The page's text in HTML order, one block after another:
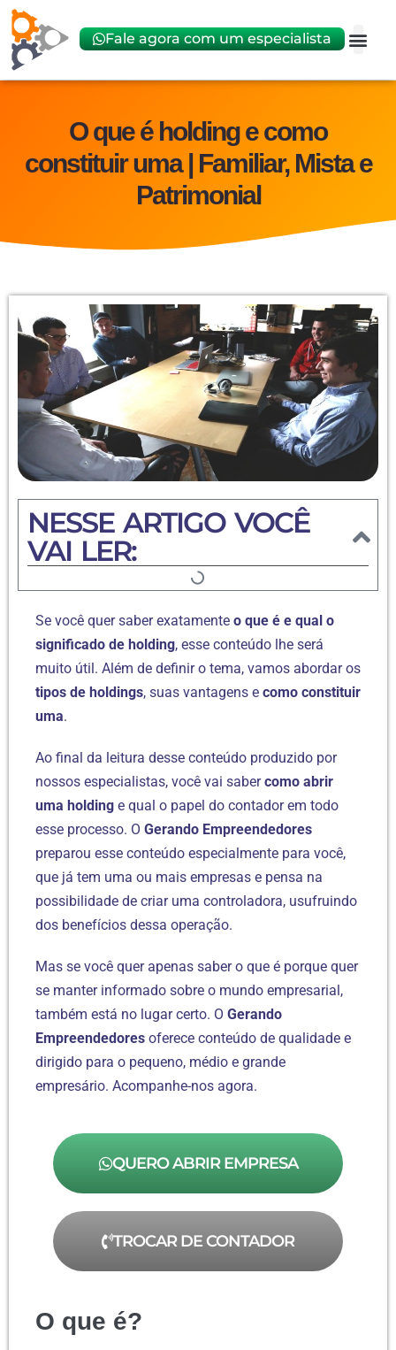
Fale agora com um especialista
O que é holding e como
constituir uma | Familiar, Mista e
Patrimonial
NESSE ARTIGO VOCÊ
VAI LER:
Se você quer saber exatamente o que é e qual o
significado de holding, esse conteúdo lhe será
muito útil. Além de definir o tema, vamos abordar os
tipos de holdings, suas vantagens e como constituir
uma.
Ao final da leitura desse conteúdo produzido por
nossos especialistas, você vai sabercomo abrir
uma holding e qual o papel do contador em todo
esse processo. O Gerando Empreendedores
preparou esse conteúdo especialmente para você,
que já tem uma ou mais empresas e pensa na
possibilidade de criar uma controladora, usufruindo
dos benefícios dessa operação.
Mas se você quer apenas saber o que é porque quer
se manter informado sobre o mundo empresarial,
também está no lugar certo. O Gerando
Empreendedores oferece conteúdo de qualidade e
dirigido para o pequeno, médio e grande
empresário. Acompanhe-nos agora.
QUERO ABRIR EMPRESA
TROCAR DE CONTADOR
O que é?